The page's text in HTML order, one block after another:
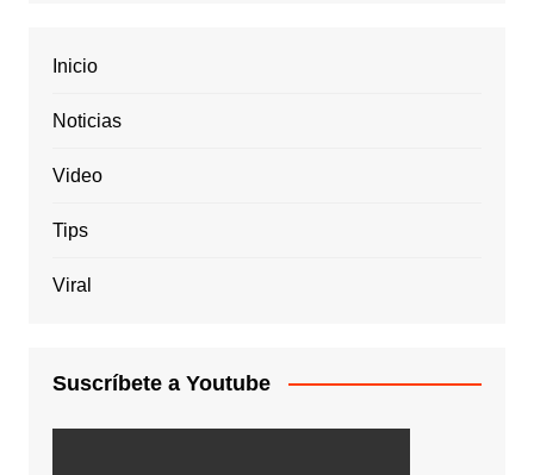
Inicio
Noticias
Video
Tips
Viral
Suscríbete a Youtube